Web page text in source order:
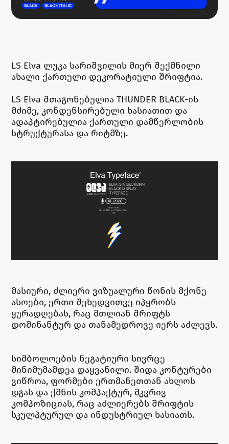
LS Elva ლუკა სარიშვილის მიერ შექმნილი
ახალი ქართული დეკორატიული შრიფტია.
LS Elva შთაგონებულია THUNDER BLACK-ის
მძიმე, კონდენსირებული ხასიათით და
ადაპტირებულია ქართული დამწერლობის
სტრუქტურასა და რიტმზე.
მასიური, ძლიერი ვიზუალური წონის მქონე
ასოები, ერთი შეხედვითვე იპყრობს
ყურადღებას, რაც მთლიან შრიფტს
დომინანტურ და თანამედროვე იერს აძლევს.
სიმბოლოების ნეგატიური სივრცე
მინიმუმამდეა დაყვანილი. შიდა კონტურები
ვიწროა, ფორმები ერთმანეთთან ახლოს
დგას და ქმნის კომპაქტურ, მკვრივ
კომპოზიციას, რაც აძლიერებს შრიფტის
სკულპტურულ და ინდუსტრიულ ხასიათს.